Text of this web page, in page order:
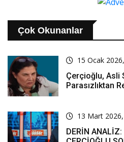
Çok Okunanlar
15 Ocak
Çerçioğlu, Asli
Parasızlıktan
13 Mart
DERİN ANALİZ: